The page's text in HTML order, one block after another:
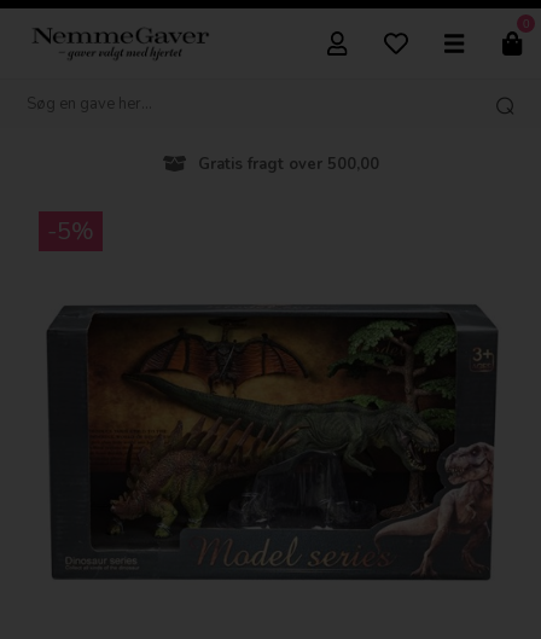
0
Gratis fragt over 500,00
-5%